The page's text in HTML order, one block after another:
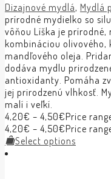
Dizajnové mydlá, Mydlá
prírodné mydielko so
vôňou Líška je prírodné,
kombináciou olivového,
mandľového oleja.
dodáva mydlu
antioxidanty. Pomáha
jej prirodzenú vlhkosť.
malí i veľkí.
4,20€ – 4,50€Price
4,20€ – 4,50€Price
Select options